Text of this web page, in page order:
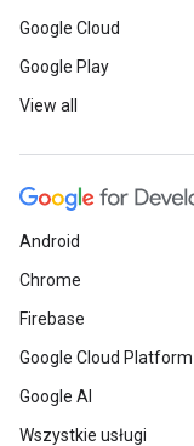
Google Cloud
Google Play
View all
Android
Chrome
Firebase
Google Cloud Platform
Google AI
Wszystkie usługi